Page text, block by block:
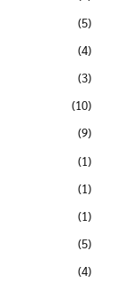
(5)
(4)
(3)
(10)
(9)
(1)
(1)
(1)
(5)
(4)